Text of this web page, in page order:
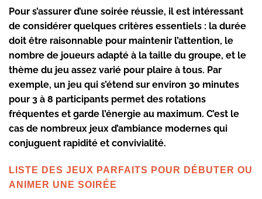
Pour s’assurer d’une soirée réussie, il est intéressant
de considérer quelques critères essentiels : la durée
doit être raisonnable pour maintenir l’attention, le
nombre de joueurs adapté à la taille du groupe, et le
thème du jeu assez varié pour plaire à tous. Par
exemple, un jeu qui s’étend sur environ 30 minutes
pour 3 à 8 participants permet des rotations
fréquentes et garde l’énergie au maximum. C’est le
cas de nombreux jeux d’ambiance modernes qui
conjuguent rapidité et convivialité.
LISTE DES JEUX PARFAITS POUR DÉBUTER OU
ANIMER UNE SOIRÉE